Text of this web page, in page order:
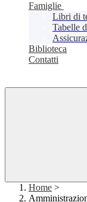
Famiglie
Libri di
Tabelle
Biblioteca
Contatti
Home >